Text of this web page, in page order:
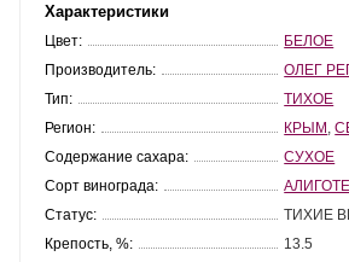
Характеристики
Цвет:
БЕЛОЕ
Производитель:
ОЛЕГ
Тип:
ТИХОЕ
Регион:
КРЫМ ,
Содержание сахара:
СУХОЕ
Сорт винограда:
АЛИГОТЕ
Статус:
ТИХИЕ
Крепость, %:
13.5